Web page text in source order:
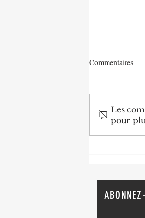
Diplomatie
Commentaires
Les
pour